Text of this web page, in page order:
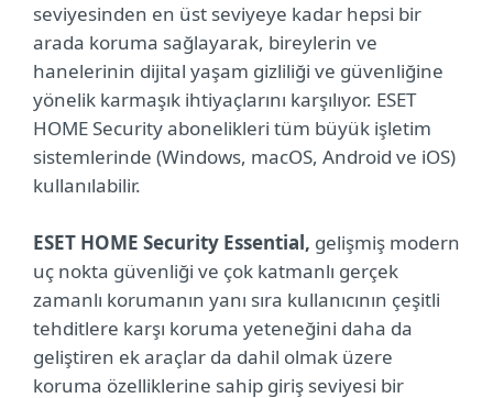
seviyesinden en üst seviyeye kadar hepsi bir
arada koruma sağlayarak, bireylerin ve
hanelerinin dijital yaşam gizliliği ve güvenliğine
yönelik karmaşık ihtiyaçlarını karşılıyor. ESET
HOME Security abonelikleri tüm büyük işletim
sistemlerinde (Windows, macOS, Android ve iOS)
kullanılabilir.
ESET HOME Security Essential, gelişmiş modern
uç nokta güvenliği ve çok katmanlı gerçek
zamanlı korumanın yanı sıra kullanıcının çeşitli
tehditlere karşı koruma yeteneğini daha da
geliştiren ek araçlar da dahil olmak üzere
koruma özelliklerine sahip giriş seviyesi bir